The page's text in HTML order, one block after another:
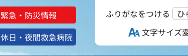
緊急・防災情報
休⽇・夜間救急病院
ふりがなをつける ひ
文字サイズ